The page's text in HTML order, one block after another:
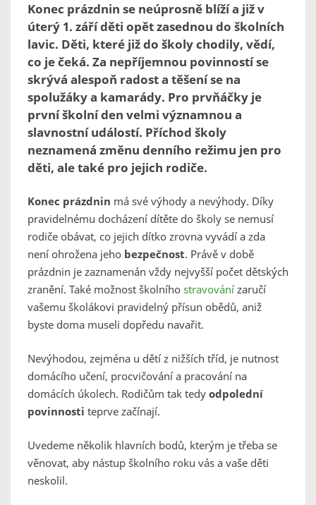
Konec prázdnin se neúprosně blíží a již v
úterý 1. září děti opět zasednou do školních
lavic. Děti, které již do školy chodily, vědí,
co je čeká. Za nepříjemnou povinností se
skrývá alespoň radost a těšení se na
spolužáky a kamarády. Pro prvňáčky je
první školní den velmi významnou a
slavnostní událostí. Příchod školy
neznamená změnu denního režimu jen pro
děti, ale také pro jejich rodiče.
Konec prázdnin má své výhody a nevýhody. Díky
pravidelnému docházení dítěte do školy se nemusí
rodiče obávat, co jejich dítko zrovna vyvádí a zda
není ohrožena jeho bezpečnost. Právě v době
prázdnin je zaznamenán vždy nejvyšší počet dětských
zranění. Také možnost školního stravování zaručí
vašemu školákovi pravidelný přísun obědů, aniž
byste doma museli dopředu navařit.
Nevýhodou, zejména u dětí z nižších tříd, je nutnost
domácího učení, procvičování a pracování na
domácích úkolech. Rodičům tak tedy odpolední
povinnosti teprve začínají.
Uvedeme několik hlavních bodů, kterým je třeba se
věnovat, aby nástup školního roku vás a vaše děti
neskolil.